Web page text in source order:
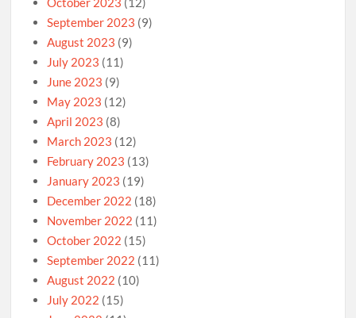
September 2023 (9)
August 2023 (9)
July 2023 (11)
June 2023 (9)
May 2023 (12)
April 2023 (8)
March 2023 (12)
February 2023 (13)
January 2023 (19)
December 2022 (18)
November 2022 (11)
October 2022 (15)
September 2022 (11)
August 2022 (10)
July 2022 (15)